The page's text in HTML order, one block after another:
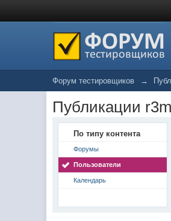
Форум тестировщиков →
Публикации
По типу контента
Форумы
Пользователи
Календарь